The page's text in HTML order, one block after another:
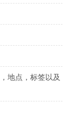
地点，标签以及